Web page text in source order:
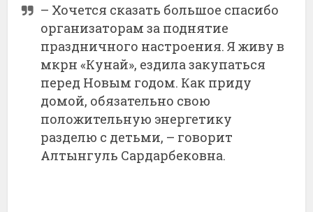
– Хочется сказать большое спасибо
организаторам за поднятие
праздничного настроения. Я живу в
мкрн «Кунай», ездила закупаться
перед Новым годом. Как приду
домой, обязательно свою
положительную энергетику
разделю с детьми, – говорит
Алтынгуль Сардарбековна.